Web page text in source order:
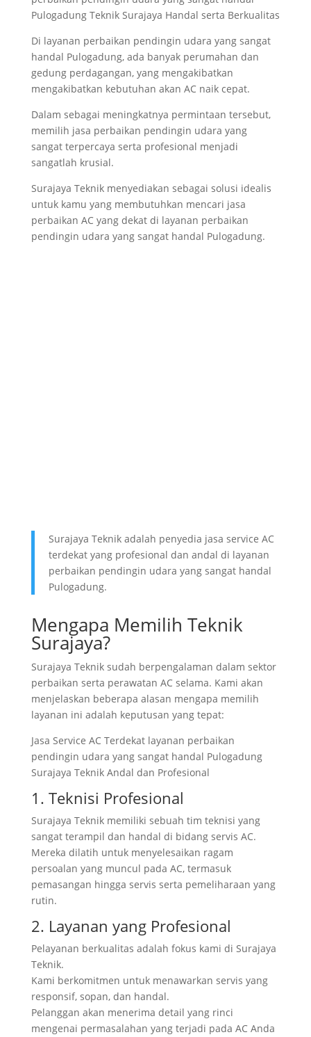
Pulogadung Teknik Surajaya Handal serta Berkualitas
Di layanan perbaikan pendingin udara yang sangat
handal Pulogadung, ada banyak perumahan dan
gedung perdagangan, yang mengakibatkan
mengakibatkan kebutuhan akan AC naik cepat.
Dalam sebagai meningkatnya permintaan tersebut,
memilih jasa perbaikan pendingin udara yang
sangat terpercaya serta profesional menjadi
sangatlah krusial.
Surajaya Teknik menyediakan sebagai solusi idealis
untuk kamu yang membutuhkan mencari jasa
perbaikan AC yang dekat di layanan perbaikan
pendingin udara yang sangat handal Pulogadung.
Surajaya Teknik adalah penyedia jasa service AC
terdekat yang profesional dan andal di layanan
perbaikan pendingin udara yang sangat handal
Pulogadung.
Mengapa Memilih Teknik
Surajaya?
Surajaya Teknik sudah berpengalaman dalam sektor
perbaikan serta perawatan AC selama. Kami akan
menjelaskan beberapa alasan mengapa memilih
layanan ini adalah keputusan yang tepat:
Jasa Service AC Terdekat layanan perbaikan
pendingin udara yang sangat handal Pulogadung
Surajaya Teknik Andal dan Profesional
1. Teknisi Profesional
Surajaya Teknik memiliki sebuah tim teknisi yang
sangat terampil dan handal di bidang servis AC.
Mereka dilatih untuk menyelesaikan ragam
persoalan yang muncul pada AC, termasuk
pemasangan hingga servis serta pemeliharaan yang
rutin.
2. Layanan yang Profesional
Pelayanan berkualitas adalah fokus kami di Surajaya
Teknik.
Kami berkomitmen untuk menawarkan servis yang
responsif, sopan, dan handal.
Pelanggan akan menerima detail yang rinci
mengenai permasalahan yang terjadi pada AC Anda